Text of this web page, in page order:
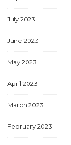
July 2023
June 2023
May 2023
April 2023
March 2023
February 2023